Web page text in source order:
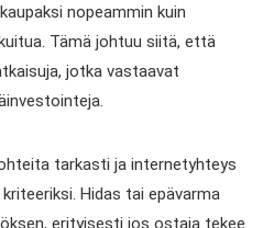
nopeammin kuin
Tämä johtuu siitä, että
jotka vastaavat
tarkasti ja internetyhteys
Hidas tai epävarma
erityisesti jos ostaja tekee